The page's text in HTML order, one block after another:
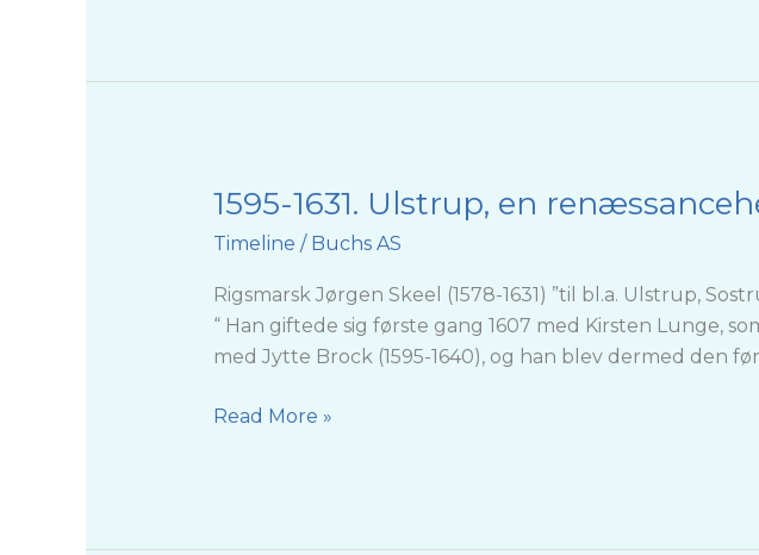
1595-1631. Ulstrup, en
Timeline / Buchs AS
Rigsmarsk Jørgen Skeel (1578-1631) ”til bl.a. Ulstrup,
“ Han giftede sig første gang 1607 med Kirsten Lunge,
med Jytte Brock (1595-1640), og han blev dermed den
1595-
en
renæssanceherregård
Read More »